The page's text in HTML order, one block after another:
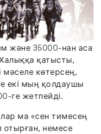
және 35000-нан аса
қатысты,
мәселе көтерсең,
екі мың қолдаушы
ге жетпейді.
ма «сен тимесең
отырған, немесе